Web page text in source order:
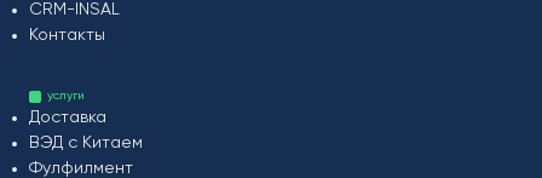
CRM-INSAL
Контакты
услуги
Доставка
ВЭД с Китаем
Фулфилмент